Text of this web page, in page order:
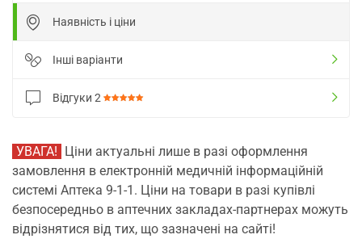
Наявність і ціни
Інші варіанти
Відгуки 2
УВАГА! Ціни актуальні лише в разі оформлення
замовлення в електронній медичній інформаційній
системі Аптека 9-1-1. Ціни на товари в разі купівлі
безпосередньо в аптечних закладах-партнерах можуть
відрізнятися від тих, що зазначені на сайті!